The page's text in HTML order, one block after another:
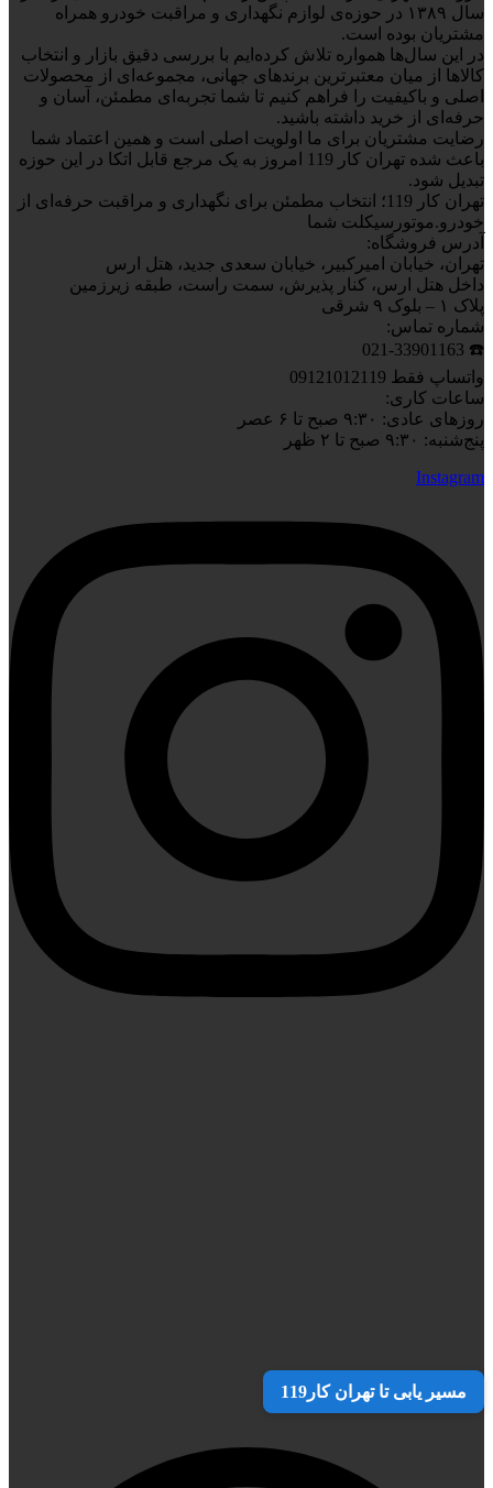
سال ۱۳۸۹ در حوزه‌ی لوازم نگهداری و مراقبت خودرو همراه
مشتریان بوده است.
در این سال‌ها همواره تلاش کرده‌ایم با بررسی دقیق بازار و انتخاب
کالاها از میان معتبرترین برندهای جهانی، مجموعه‌ای از محصولات
اصلی و باکیفیت را فراهم کنیم تا شما تجربه‌ای مطمئن، آسان و
حرفه‌ای از خرید داشته باشید.
رضایت مشتریان برای ما اولویت اصلی است و همین اعتماد شما
باعث شده تهران کار 119 امروز به یک مرجع قابل اتکا در این حوزه
تبدیل شود.
تهران کار 119؛ انتخاب مطمئن برای نگهداری و مراقبت حرفه‌ای از
خودرو.موتورسیکلت شما
آدرس فروشگاه:
تهران، خیابان امیرکبیر، خیابان سعدی جدید، هتل ارس
داخل هتل ارس، کنار پذیرش، سمت راست، طبقه زیرزمین
پلاک ۱ – بلوک ۹ شرقی
شماره تماس:
☎️ 021-33901163
واتساپ فقط 09121012119
ساعات کاری:
روزهای عادی: ۹:۳۰ صبح تا ۶ عصر
پنج‌شنبه: ۹:۳۰ صبح تا ۲ ظهر
Instagram
مسیر یابی تا تهران کار119